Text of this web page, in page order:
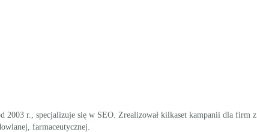
2003 r., specjalizuje się w SEO. Zrealizował kilkaset kampanii dla firm z
farmaceutycznej.